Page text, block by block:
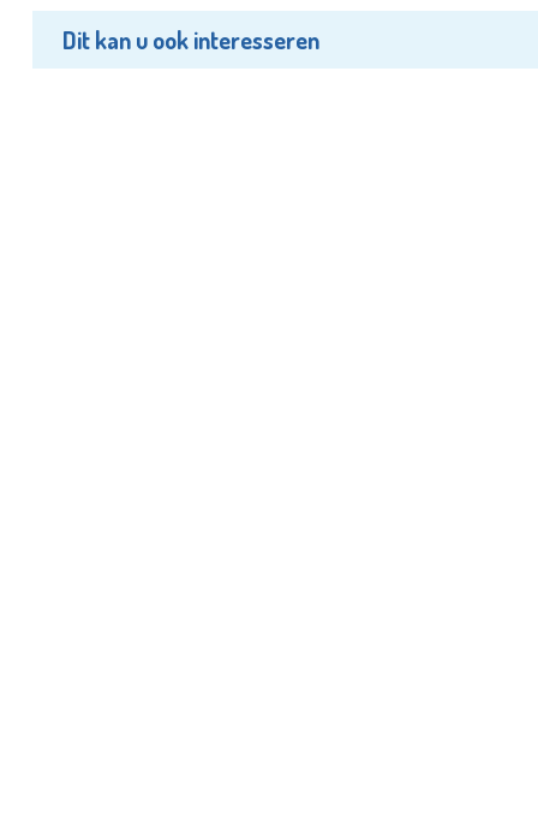
Dit kan u ook interesseren